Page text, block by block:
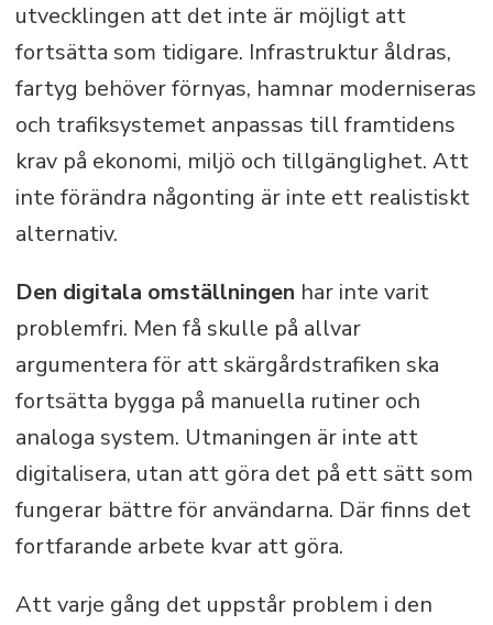
utvecklingen att det inte är möjligt att
fortsätta som tidigare. Infrastruktur åldras,
fartyg behöver förnyas, hamnar moderniseras
och trafiksystemet anpassas till framtidens
krav på ekonomi, miljö och tillgänglighet. Att
inte förändra någonting är inte ett realistiskt
alternativ.
Den digitala omställningen har inte varit
problemfri. Men få skulle på allvar
argumentera för att skärgårdstrafiken ska
fortsätta bygga på manuella rutiner och
analoga system. Utmaningen är inte att
digitalisera, utan att göra det på ett sätt som
fungerar bättre för användarna. Där finns det
fortfarande arbete kvar att göra.
Att varje gång det uppstår problem i den